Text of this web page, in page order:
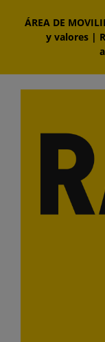
contenido
ÁREA DE
y valores |